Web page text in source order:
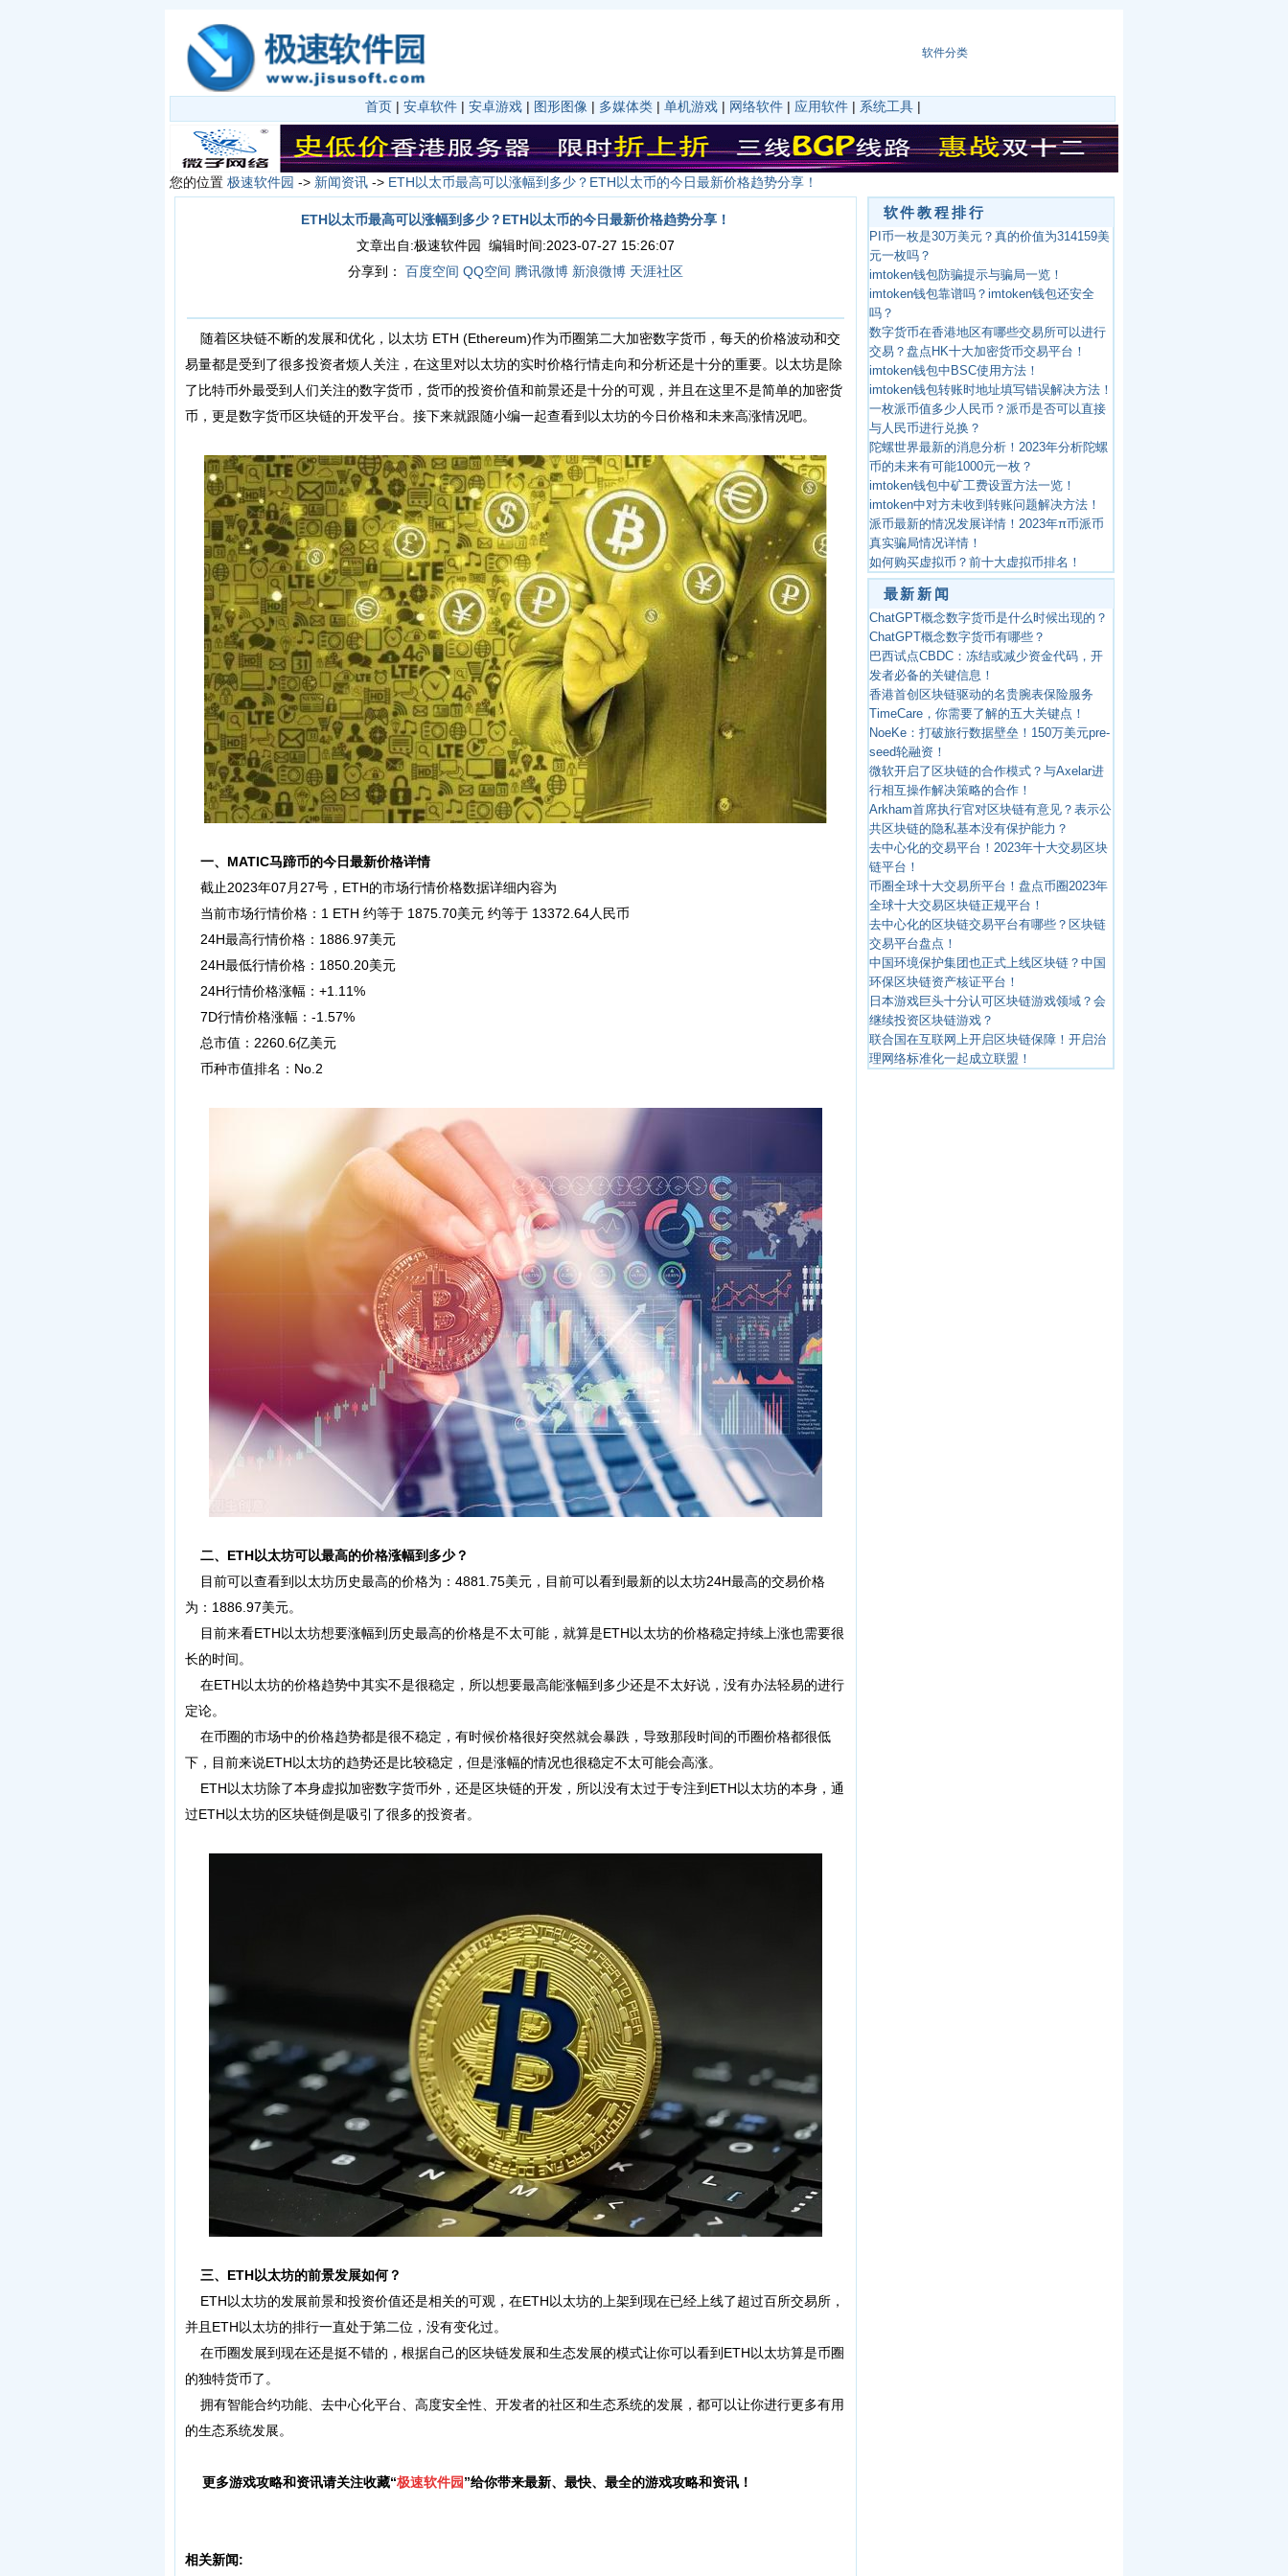
软件分类
首页| 安卓软件| 安卓游戏| 图形图像 | 多媒体类| 单机游戏| 网络软件| 应用软件| 系统工具|
您的位置 极速软件园 -> 新闻资讯 -> ETH以太币最高可以涨幅到多少？ETH以太币的今日最新价格趋势分享！
ETH以太币最高可以涨幅到多少？ETH以太币的今日最新价格趋势分享！
文章出自:极速软件园 编辑时间:2023-07-27 15:26:07
分享到：
百度空间 QQ空间 腾讯微博 新浪微博 天涯社区
随着区块链不断的发展和优化，以太坊 ETH (Ethereum)作为币圈第二大加密数字货币，每天的价格波动和交
易量都是受到了很多投资者烦人关注，在这里对以太坊的实时价格行情走向和分析还是十分的重要。以太坊是除
了比特币外最受到人们关注的数字货币，货币的投资价值和前景还是十分的可观，并且在这里不是简单的加密货
币，更是数字货币区块链的开发平台。接下来就跟随小编一起查看到以太坊的今日价格和未来高涨情况吧。
一、MATIC马蹄币的今日最新价格详情
截止2023年07月27号，ETH的市场行情价格数据详细内容为
当前市场行情价格：1 ETH 约等于 1875.70美元 约等于 13372.64人民币
24H最高行情价格：1886.97美元
24H最低行情价格：1850.20美元
24H行情价格涨幅：+1.11%
7D行情价格涨幅：-1.57%
总市值：2260.6亿美元
币种市值排名：No.2
二、ETH以太坊可以最高的价格涨幅到多少？
目前可以查看到以太坊历史最高的价格为：4881.75美元，目前可以看到最新的以太坊24H最高的交易价格
为：1886.97美元。
目前来看ETH以太坊想要涨幅到历史最高的价格是不太可能，就算是ETH以太坊的价格稳定持续上涨也需要很
长的时间。
在ETH以太坊的价格趋势中其实不是很稳定，所以想要最高能涨幅到多少还是不太好说，没有办法轻易的进行
定论。
在币圈的市场中的价格趋势都是很不稳定，有时候价格很好突然就会暴跌，导致那段时间的币圈价格都很低
下，目前来说ETH以太坊的趋势还是比较稳定，但是涨幅的情况也很稳定不太可能会高涨。
ETH以太坊除了本身虚拟加密数字货币外，还是区块链的开发，所以没有太过于专注到ETH以太坊的本身，通
过ETH以太坊的区块链倒是吸引了很多的投资者。
三、ETH以太坊的前景发展如何？
ETH以太坊的发展前景和投资价值还是相关的可观，在ETH以太坊的上架到现在已经上线了超过百所交易所，
并且ETH以太坊的排行一直处于第二位，没有变化过。
在币圈发展到现在还是挺不错的，根据自己的区块链发展和生态发展的模式让你可以看到ETH以太坊算是币圈
的独特货币了。
拥有智能合约功能、去中心化平台、高度安全性、开发者的社区和生态系统的发展，都可以让你进行更多有用
的生态系统发展。
更多游戏攻略和资讯请关注收藏“极速软件园”给你带来最新、最快、最全的游戏攻略和资讯！
相关新闻:
软件教程排行
PI币一枚是30万美元？真的价值为314159美
元一枚吗？
imtoken钱包防骗提示与骗局一览！
imtoken钱包靠谱吗？imtoken钱包还安全
吗？
数字货币在香港地区有哪些交易所可以进行
交易？盘点HK十大加密货币交易平台！
imtoken钱包中BSC使用方法！
imtoken钱包转账时地址填写错误解决方法！
一枚派币值多少人民币？派币是否可以直接
与人民币进行兑换？
陀螺世界最新的消息分析！2023年分析陀螺
币的未来有可能1000元一枚？
imtoken钱包中矿工费设置方法一览！
imtoken中对方未收到转账问题解决方法！
派币最新的情况发展详情！2023年π币派币
真实骗局情况详情！
如何购买虚拟币？前十大虚拟币排名！
最新新闻
ChatGPT概念数字货币是什么时候出现的？
ChatGPT概念数字货币有哪些？
巴西试点CBDC：冻结或减少资金代码，开
发者必备的关键信息！
香港首创区块链驱动的名贵腕表保险服务
TimeCare，你需要了解的五大关键点！
NoeKe：打破旅行数据壁垒！150万美元pre-
seed轮融资！
微软开启了区块链的合作模式？与Axelar进
行相互操作解决策略的合作！
Arkham首席执行官对区块链有意见？表示公
共区块链的隐私基本没有保护能力？
去中心化的交易平台！2023年十大交易区块
链平台！
币圈全球十大交易所平台！盘点币圈2023年
全球十大交易区块链正规平台！
去中心化的区块链交易平台有哪些？区块链
交易平台盘点！
中国环境保护集团也正式上线区块链？中国
环保区块链资产核证平台！
日本游戏巨头十分认可区块链游戏领域？会
继续投资区块链游戏？
联合国在互联网上开启区块链保障！开启治
理网络标准化一起成立联盟！